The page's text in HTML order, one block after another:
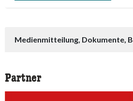
Medienmitteilung, Dokumente,
Partner